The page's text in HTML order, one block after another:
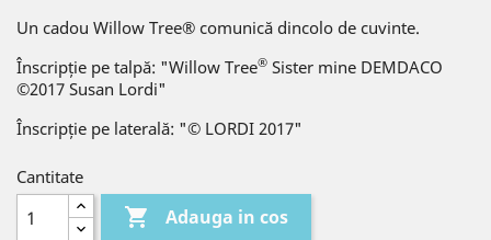
Un cadou Willow Tree® comunică dincolo de cuvinte.
Înscripție pe talpă: "Willow Tree® Sister mine DEMDACO
©2017 Susan Lordi"
Înscripție pe laterală: "© LORDI 2017"
Cantitate
 Adauga in cos